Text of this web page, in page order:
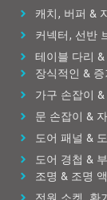
캐치, 버퍼 &
커넥터, 선반
테이블 다리 &
장식적인 & 증
가구 손잡이 &
문 손잡이 &
도어 패널 &
도어 경첩 &
조명 & 조명